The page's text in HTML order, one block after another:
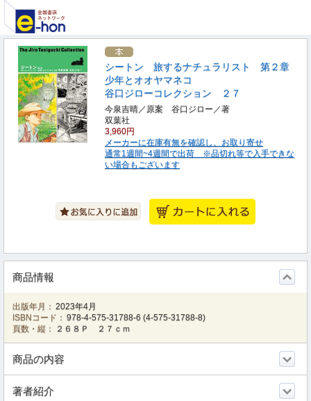
シートン 旅するナチュラリスト 第２章
少年とオオヤマネコ
谷口ジローコレクション ２７
今泉吉晴／原案 谷口ジロー／著
双葉社
3,960円
メーカーに在庫有無を確認し、お取り寄せ
通常1週間~4週間で出荷 ※品切れ等で入手できな
い場合もございます
商品情報
出版年月： 2023年4月
ISBNコード： 978-4-575-31788-6 (4-575-31788-8)
頁数・縦：
２６８Ｐ ２７ｃｍ
商品の内容
著者紹介